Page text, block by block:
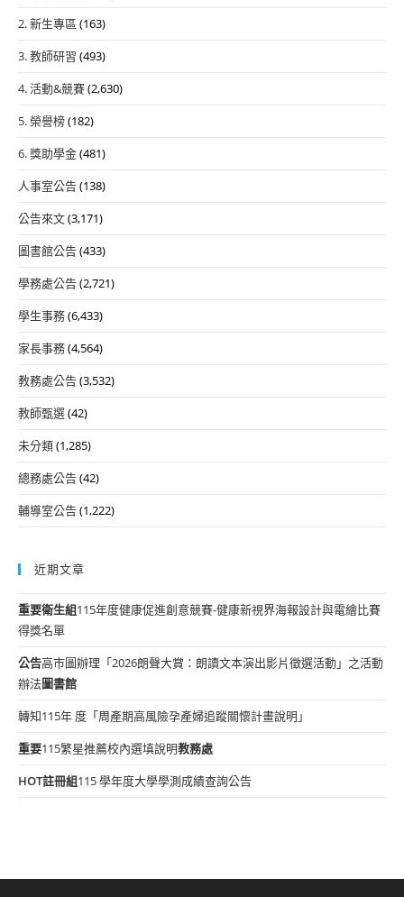
2. 新生專區 (163)
3. 教師研習 (493)
4. 活動&競賽(2,630)
5. 榮譽榜(182)
6. 獎助學金(481)
人事室公告(138)
公告來文(3,171)
圖書館公告(433)
學務處公告(2,721)
學生事務(6,433)
家長事務(4,564)
教務處公告(3,532)
教師甄選(42)
未分類(1,285)
總務處公告(42)
輔導室公告(1,222)
近期文章
重要衛生組115年度健康促進創意競賽-健康新視界海報設計與電繪比賽
得獎名單
公告高市圖辦理「2026朗聲大賞：朗讀文本演出影片徵選活動」之活動
辦法圖書館
轉知115年 度「周產期高風險孕產婦追蹤關懷計畫說明」
重要115繁星推薦校內選填說明教務處
HOT註冊組115 學年度大學學測成績查詢公告